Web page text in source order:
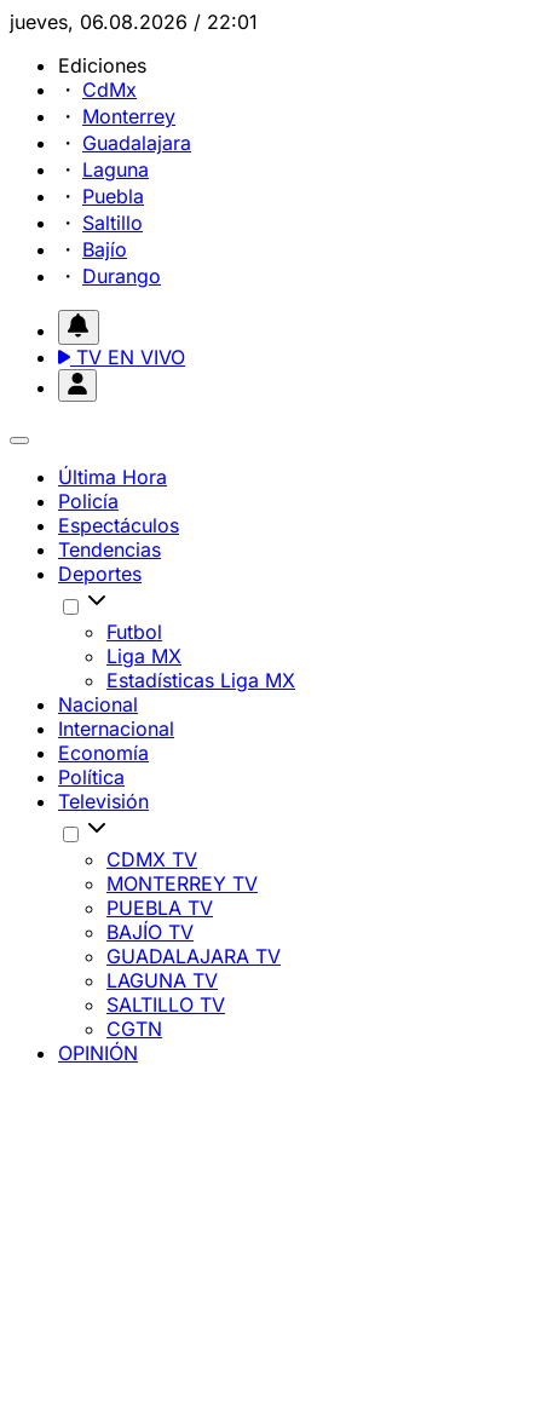
jueves, 06.08.2026 / 22:01
Ediciones
CdMx
Monterrey
Guadalajara
Laguna
Puebla
Saltillo
Bajío
Durango
TV EN VIVO
Última Hora
Policía
Espectáculos
Tendencias
Deportes
Futbol
Liga MX
Estadísticas Liga MX
Nacional
Internacional
Economía
Política
Televisión
CDMX TV
MONTERREY TV
PUEBLA TV
BAJÍO TV
GUADALAJARA TV
LAGUNA TV
SALTILLO TV
CGTN
OPINIÓN